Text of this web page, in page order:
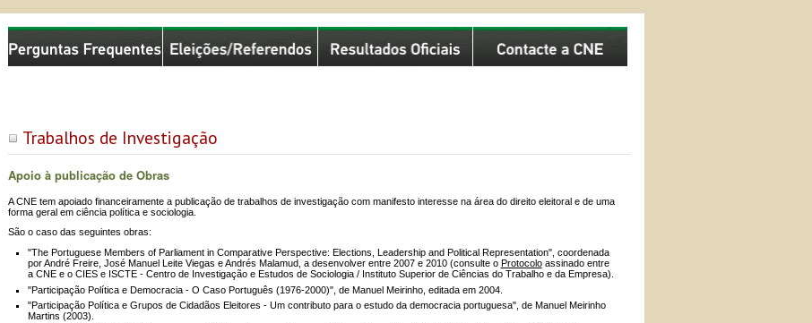
Trabalhos de Investigação
Apoio à publicação de Obras
A CNE tem apoiado financeiramente a publicação de trabalhos de investigação com manifesto interesse na área do direito eleitoral e de uma
forma geral em ciência política e sociologia.
São o caso das seguintes obras:
"The Portuguese Members of Parliament in Comparative Perspective: Elections, Leadership and Political Representation", coordenada
por André Freire, José Manuel Leite Viegas e Andrés Malamud, a desenvolver entre 2007 e 2010 (consulte o Protocoloassinado entre
a CNE e o CIES e ISCTE - Centro de Investigação e Estudos de Sociologia / Instituto Superior de Ciências do Trabalho e da Empresa).
"Participação Política e Democracia - O Caso Português (1976-2000)", de Manuel Meirinho, editada em 2004.
"Participação Política e Grupos de Cidadãos Eleitores - Um contributo para o estudo da democracia portuguesa", de Manuel Meirinho
Martins (2003).
Comissão Nacional de Eleições